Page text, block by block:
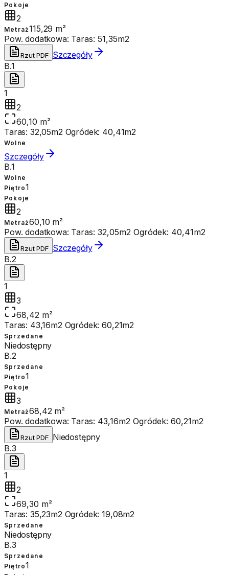
Pokoje
2
Metraż115,29 m²
Pow. dodatkowa: Taras: 51,35m2
Rzut PDF Szczegóły
B.1
1
2
60,10 m²
Taras: 32,05m2 Ogródek: 40,41m2
Wolne
Szczegóły
B.1
Wolne
Piętro1
Pokoje
2
Metraż60,10 m²
Pow. dodatkowa: Taras: 32,05m2 Ogródek: 40,41m2
Rzut PDF Szczegóły
B.2
1
3
68,42 m²
Taras: 43,16m2 Ogródek: 60,21m2
Sprzedane
Niedostępny
B.2
Sprzedane
Piętro1
Pokoje
3
Metraż68,42 m²
Pow. dodatkowa: Taras: 43,16m2 Ogródek: 60,21m2
Rzut PDF Niedostępny
B.3
1
2
69,30 m²
Taras: 35,23m2 Ogródek: 19,08m2
Sprzedane
Niedostępny
B.3
Sprzedane
Piętro1